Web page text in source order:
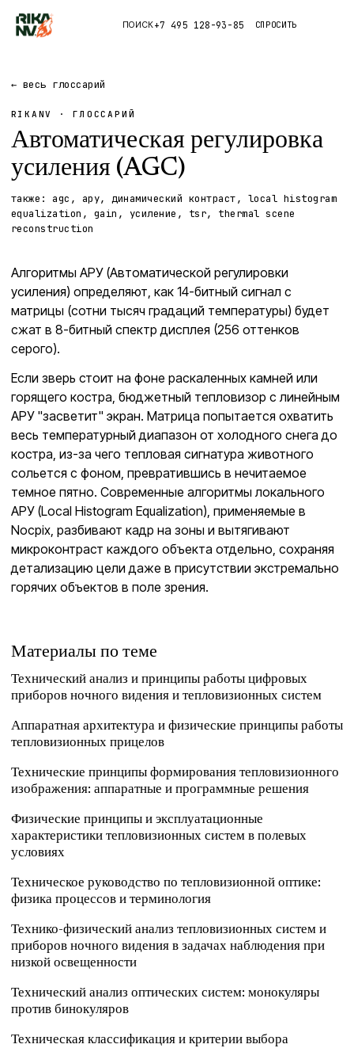
ПОИСК+7 495 128-93-85 СПРОСИТЬ
Приложения
Правда
Глоссарий
← весь глоссарий
RIKANV · ГЛОССАРИЙ
Автоматическая регулировка
усиления (AGC)
также: agc, ару, динамический контраст, local histogram
equalization, gain, усиление, tsr, thermal scene
reconstruction
Алгоритмы АРУ (Автоматической регулировки
усиления) определяют, как 14-битный сигнал с
матрицы (сотни тысяч градаций температуры) будет
сжат в 8-битный спектр дисплея (256 оттенков
серого).
Если зверь стоит на фоне раскаленных камней или
горящего костра, бюджетный тепловизор с линейным
АРУ "засветит" экран. Матрица попытается охватить
весь температурный диапазон от холодного снега до
костра, из-за чего тепловая сигнатура животного
сольется с фоном, превратившись в нечитаемое
темное пятно. Современные алгоритмы локального
АРУ (Local Histogram Equalization), применяемые в
Nocpix, разбивают кадр на зоны и вытягивают
микроконтраст каждого объекта отдельно, сохраняя
детализацию цели даже в присутствии экстремально
горячих объектов в поле зрения.
Материалы по теме
Технический анализ и принципы работы цифровых
приборов ночного видения и тепловизионных систем
Аппаратная архитектура и физические принципы работы
тепловизионных прицелов
Технические принципы формирования тепловизионного
изображения: аппаратные и программные решения
Физические принципы и эксплуатационные
характеристики тепловизионных систем в полевых
условиях
Техническое руководство по тепловизионной оптике:
физика процессов и терминология
Технико-физический анализ тепловизионных систем и
приборов ночного видения в задачах наблюдения при
низкой освещенности
Технический анализ оптических систем: монокуляры
против бинокуляров
Техническая классификация и критерии выбора